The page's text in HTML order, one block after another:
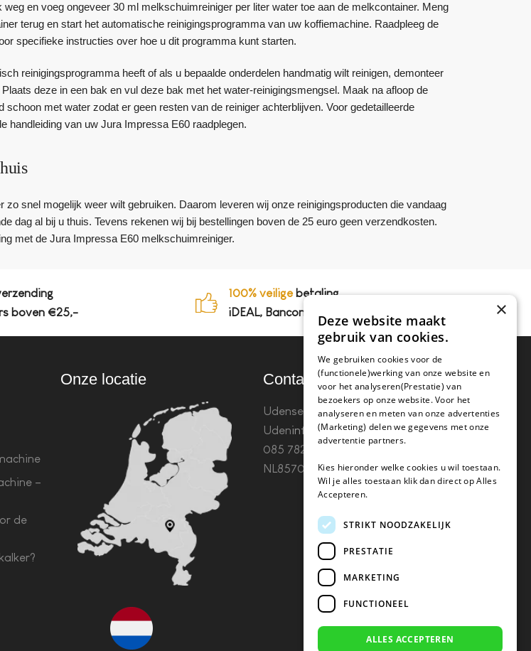
en voeg ongeveer 30 ml melkschuimreiniger per liter water toe aan de melkcontainer. Meng
terug en start het automatische reinigingsprogramma van uw koffiemachine. Raadpleeg de
specifieke instructies over hoe u dit programma kunt starten.
reinigingsprogramma heeft of als u bepaalde onderdelen handmatig wilt reinigen, demonteer
deze in een bak en vul deze bak met het water-reinigingsmengsel. Maak na afloop de
schoon met water zodat er geen resten van de reiniger achterblijven. Voor gedetailleerde
handleiding van uw Jura Impressa E60 raadplegen.
zo snel mogelijk weer wilt gebruiken. Daarom leveren wij onze reinigingsproducten die vandaag
dag al bij u thuis. Tevens rekenen wij bij bestellingen boven de 25 euro geen verzendkosten.
met de Jura Impressa E60 melkschuimreiniger.
boven €25,-
100% veiligebetaling,
iDEAL, Bancontact en op rekening
–
de
Onze locatie Contact
Udenseweg 8B 5405 PA
Udeninfo(@)koffie-tabletten.nlTel.
085 782 5578KvK 67529623 Btw:
NL857053759B01
×
Deze website maakt
gebruik van cookies.
We gebruiken cookies voor de
(functionele)werking van onze website en
voor het analyseren(Prestatie) van
bezoekers op onze website. Voor het
analyseren en meten van onze advertenties
(Marketing) delen we gegevens met onze
advertentie partners.
Kies hieronder welke cookies u wil toestaan.
Wil je alles toestaan klik dan direct op Alles
Accepteren.
STRIKT NOODZAKELIJK
PRESTATIE
MARKETING
FUNCTIONEEL
ALLES ACCEPTEREN